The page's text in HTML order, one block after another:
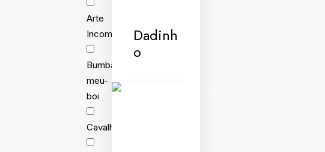
Arte
Incomum
Bumba-
meu-
boi
Cavalhada
Dadinh
o